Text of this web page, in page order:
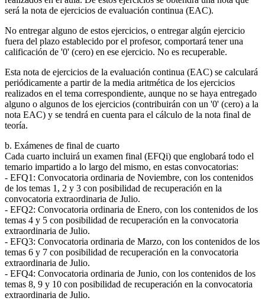
será la nota de ejercicios de evaluación continua (EAC).
No entregar alguno de estos ejercicios, o entregar algún ejercicio
fuera del plazo establecido por el profesor, comportará tener una
calificación de '0' (cero) en ese ejercicio. No es recuperable.
Esta nota de ejercicios de la evaluación continua (EAC) se calculará
periódicamente a partir de la media aritmética de los ejercicios
realizados en el tema correspondiente, aunque no se haya entregado
alguno o algunos de los ejercicios (contribuirán con un '0' (cero) a la
nota EAC) y se tendrá en cuenta para el cálculo de la nota final de
teoría.
b. Exámenes de final de cuarto
Cada cuarto incluirá un examen final (EFQi) que englobará todo el
temario impartido a lo largo del mismo, en estas convocatorias:
- EFQ1: Convocatoria ordinaria de Noviembre, con los contenidos
de los temas 1, 2 y 3 con posibilidad de recuperación en la
convocatoria extraordinaria de Julio.
- EFQ2: Convocatoria ordinaria de Enero, con los contenidos de los
temas 4 y 5 con posibilidad de recuperación en la convocatoria
extraordinaria de Julio.
- EFQ3: Convocatoria ordinaria de Marzo, con los contenidos de los
temas 6 y 7 con posibilidad de recuperación en la convocatoria
extraordinaria de Julio.
- EFQ4: Convocatoria ordinaria de Junio, con los contenidos de los
temas 8, 9 y 10 con posibilidad de recuperación en la convocatoria
extraordinaria de Julio.